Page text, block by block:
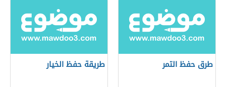
طرق حفظ التمر طريقة حفظ الخيار